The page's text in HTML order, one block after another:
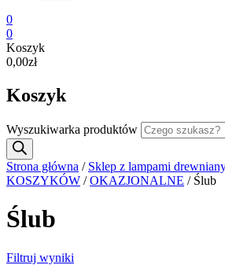
0
0
Koszyk
0,00zł
Koszyk
Wyszukiwarka produktów
Strona główna / Sklep z lampami
KOSZYKÓW /OKAZJONALNE / Ślub
Ślub
Filtruj wyniki